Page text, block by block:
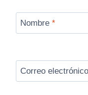
Nombre *
Correo electrónico